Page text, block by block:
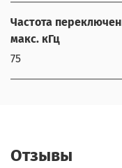
Частота
макс. кГц
75
Отзывы